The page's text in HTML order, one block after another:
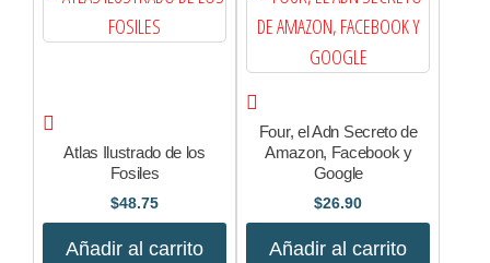
Atlas Ilustrado de los
Fosiles
$48.75
Añadir al carrito
Four, el Adn Secreto de
Amazon, Facebook y
Google
$26.90
Añadir al carrito